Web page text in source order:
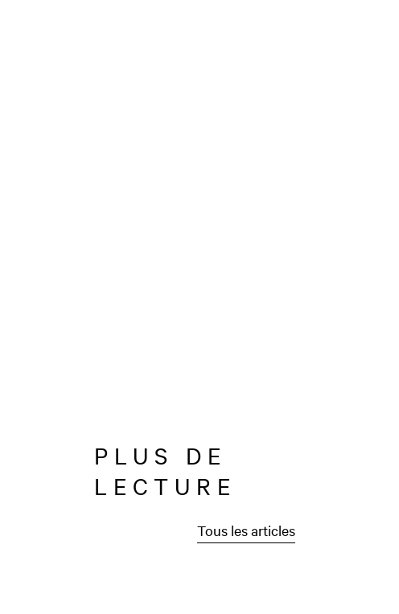
PLUS DE
LECTURE
Tous les articles